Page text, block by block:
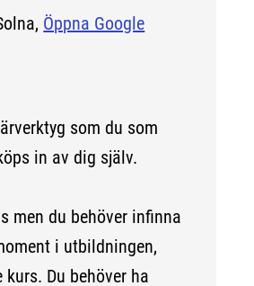
Öppna Google
som du som
in av dig själv.
du behöver infinna
i utbildningen,
Du behöver ha